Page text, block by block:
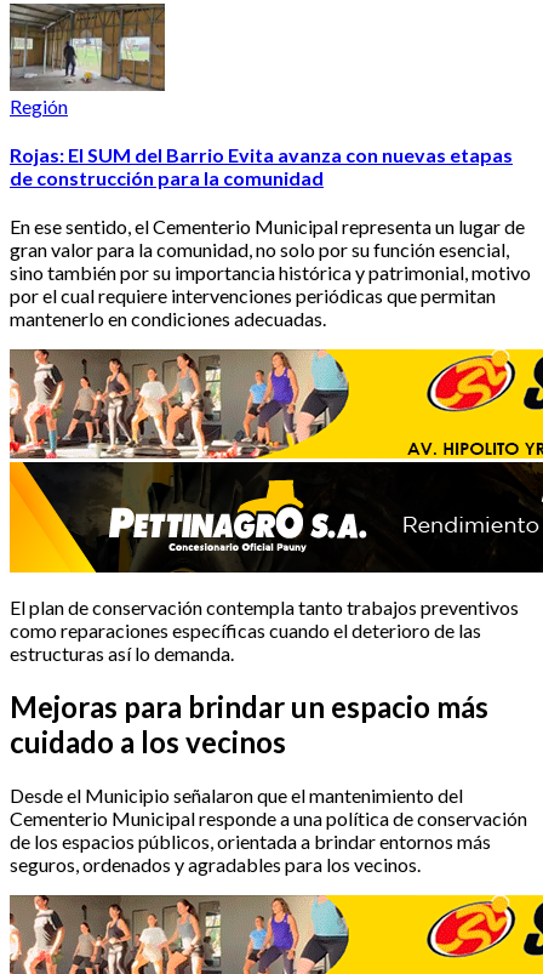
Región
Rojas: El SUM del Barrio Evita avanza con nuevas etapas
de construcción para la comunidad
En ese sentido, el Cementerio Municipal representa un lugar de
gran valor para la comunidad, no solo por su función esencial,
sino también por su importancia histórica y patrimonial, motivo
por el cual requiere intervenciones periódicas que permitan
mantenerlo en condiciones adecuadas.
El plan de conservación contempla tanto trabajos preventivos
como reparaciones específicas cuando el deterioro de las
estructuras así lo demanda.
Mejoras para brindar un espacio más
cuidado a los vecinos
Desde el Municipio señalaron que el mantenimiento del
Cementerio Municipal responde a una política de conservación
de los espacios públicos, orientada a brindar entornos más
seguros, ordenados y agradables para los vecinos.